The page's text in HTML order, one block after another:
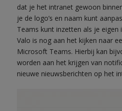
dat je het intranet gewoon
je de logo’s en naam kunt
Teams kunt inzetten als je
Valo is nog aan het kijken naar
Microsoft Teams. Hierbij kan
worden aan het krijgen van
nieuwe nieuwsberichten op het